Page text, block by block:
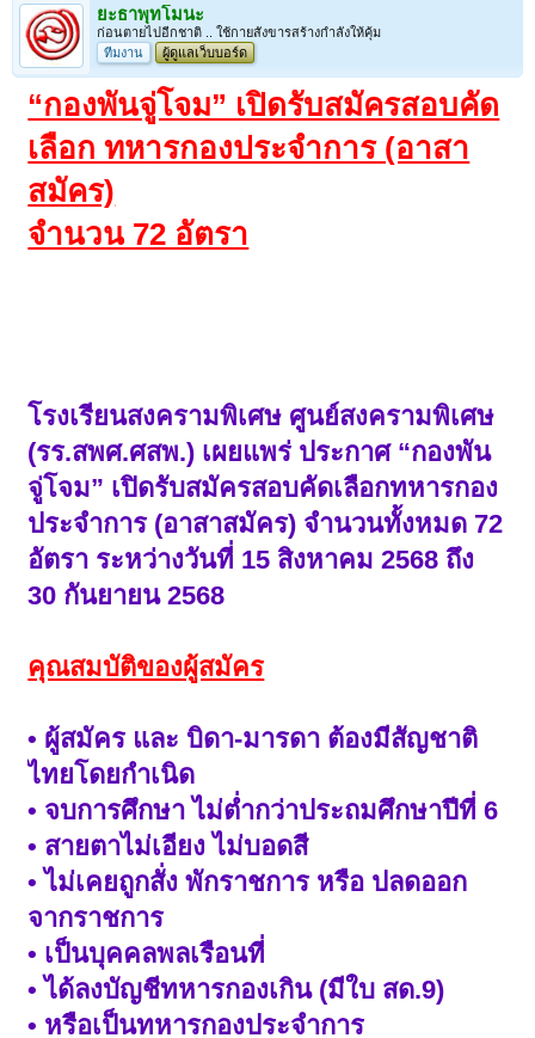
ยะธาพุทโมนะ
ก่อนตายไปอีกชาติ .. ใช้กายสังขารสร้างกำลังให้คุ้ม
ทีมงาน
ผู้ดูแลเว็บบอร์ด
“กองพันจู่โจม” เปิดรับสมัครสอบคัด
เลือก ทหารกองประจำการ (อาสา
สมัคร)
จำนวน 72 อัตรา
โรงเรียนสงครามพิเศษ ศูนย์สงครามพิเศษ
(รร.สพศ.ศสพ.) เผยแพร่ ประกาศ “กองพัน
จู่โจม” เปิดรับสมัครสอบคัดเลือกทหารกอง
ประจำการ (อาสาสมัคร) จำนวนทั้งหมด 72
อัตรา ระหว่างวันที่ 15 สิงหาคม 2568 ถึง
30 กันยายน 2568
คุณสมบัติของผู้สมัคร
• ผู้สมัคร และ บิดา-มารดา ต้องมีสัญชาติ
ไทยโดยกำเนิด
• จบการศึกษา ไม่ต่ำกว่าประถมศึกษาปีที่ 6
• สายตาไม่เอียง ไม่บอดสี
• ไม่เคยถูกสั่ง พักราชการ หรือ ปลดออก
จากราชการ
• เป็นบุคคลพลเรือนที่
• ได้ลงบัญชีทหารกองเกิน (มีใบ สด.9)
• หรือเป็นทหารกองประจำการ